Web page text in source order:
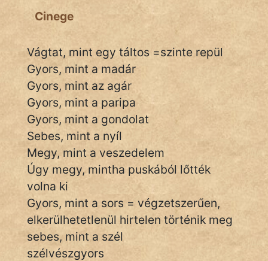
Szóláscsoportok
Szólások
Tréfás
IRODALOM
SZÓLÁS
És
KÖZMONDÁS
PSZICHO
ZENE
Cinege
Vágtat, mint egy táltos =szinte repül
Gyors, mint a madár
Gyors, mint az agár
Gyors, mint a paripa
Gyors, mint a gondolat
Sebes, mint a nyíl
Megy, mint a veszedelem
Úgy megy, mintha puskából lőtték
volna ki
Gyors, mint a sors = végzetszerűen,
elkerülhetetlenül hirtelen történik meg
sebes, mint a szél
szélvészgyors